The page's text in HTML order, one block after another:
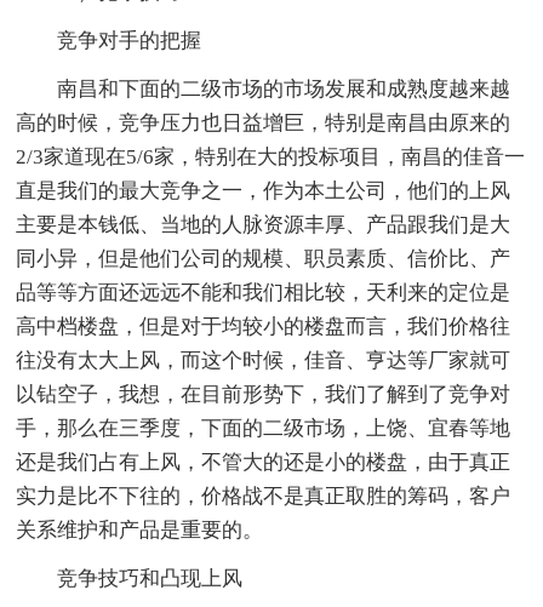
竞争对手的把握
南昌和下面的二级市场的市场发展和成熟度越来越
高的时候，竞争压力也日益增巨，特别是南昌由原来的
2/3家道现在5/6家，特别在大的投标项目，南昌的佳音一
直是我们的最大竞争之一，作为本土公司，他们的上风
主要是本钱低、当地的人脉资源丰厚、产品跟我们是大
同小异，但是他们公司的规模、职员素质、信价比、产
品等等方面还远远不能和我们相比较，天利来的定位是
高中档楼盘，但是对于均较小的楼盘而言，我们价格往
往没有太大上风，而这个时候，佳音、亨达等厂家就可
以钻空子，我想，在目前形势下，我们了解到了竞争对
手，那么在三季度，下面的二级市场，上饶、宜春等地
还是我们占有上风，不管大的还是小的楼盘，由于真正
实力是比不下往的，价格战不是真正取胜的筹码，客户
关系维护和产品是重要的。
竞争技巧和凸现上风